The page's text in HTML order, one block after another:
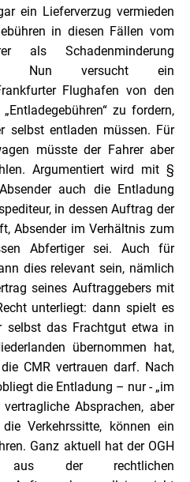
ein Lieferverzug vermieden
in diesen Fällen vom
als Schadenminderung
Nun versucht ein
Flughafen von den
zu fordern,
selbst entladen müssen. Für
müsste der Fahrer aber
Argumentiert wird mit §
auch die Entladung
in dessen Auftrag der
Absender im Verhältnis zum
Abfertiger sei. Auch für
dies relevant sein, nämlich
seines Auftraggebers mit
unterliegt: dann spielt es
selbst das Frachtgut etwa in
übernommen hat,
CMR vertrauen darf. Nach
die Entladung – nur - „im
Absprachen, aber
Verkehrssitte, können ein
Ganz aktuell hat der OGH
aus der rechtlichen